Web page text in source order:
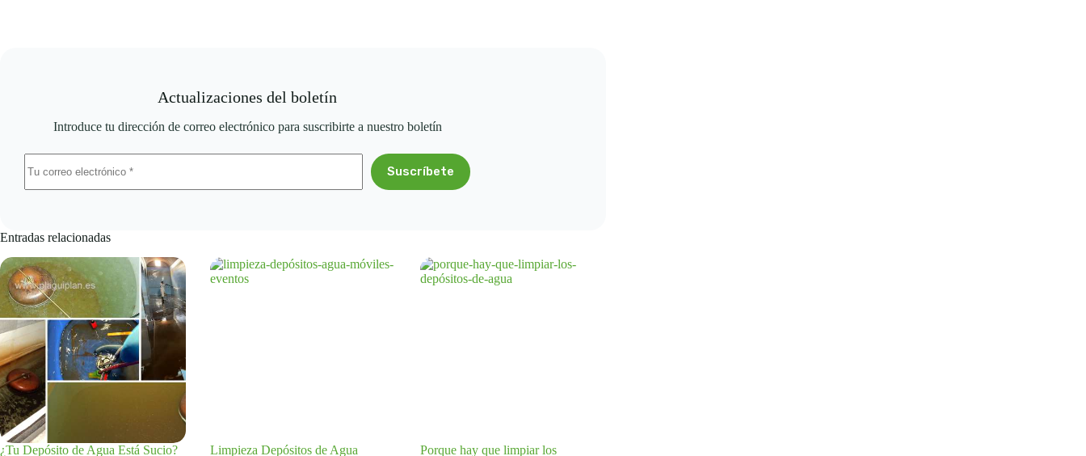
Actualizaciones del boletín
Introduce tu dirección de correo electrónico para suscribirte a nuestro boletín
Suscríbete
Entradas relacionadas
¿Tu Depósito de Agua Está Sucio? Limpieza Depósitos de Agua Porque hay que limpiar los